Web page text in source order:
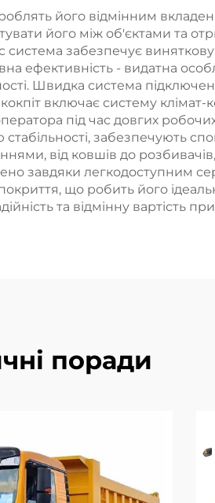
його відмінним
його між об'єктами та
забезпечує виняткову
ефективність - видатна
Швидка система
включає систему клімат-
під час довгих
забезпечують
від ковшів до
завдяки легкодоступним
що робить його
та відмінну вартість
поради